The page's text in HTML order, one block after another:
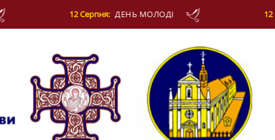
12 Серпня: ДЕНЬ МОЛОДІ 12 Серпня: